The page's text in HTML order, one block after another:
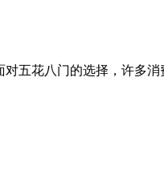
五花八门的选择，许多